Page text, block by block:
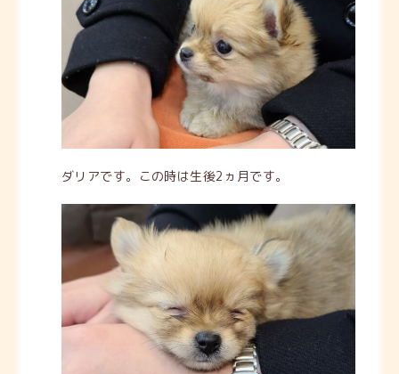
ダリアです。この時は生後2ヵ月です。